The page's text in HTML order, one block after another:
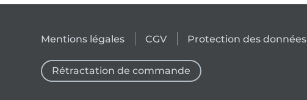
Mentions légales CGV Protection des données
Rétractation de commande